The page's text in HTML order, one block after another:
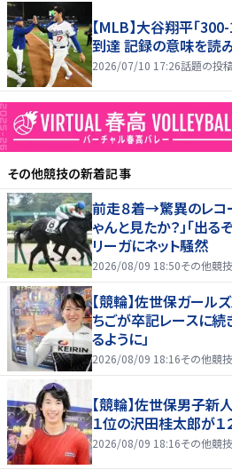
【MLB】大谷翔平「
到達 記録の意味を読
2026/07/10 17:26話題の投
その他競技の新着記事
前走８着→驚異のレコ
ゃんと見たか？」「出る
リーガにネット騒然
2026/08/09 18:50その他競技
【競輪】佐世保ガー
ちごが卒記レースに続
るように」
2026/08/09 18:16その他競技
【競輪】佐世保男子
１位の沢田桂太郎が１
2026/08/09 18:16その他競技